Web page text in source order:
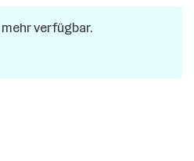
verfügbar.